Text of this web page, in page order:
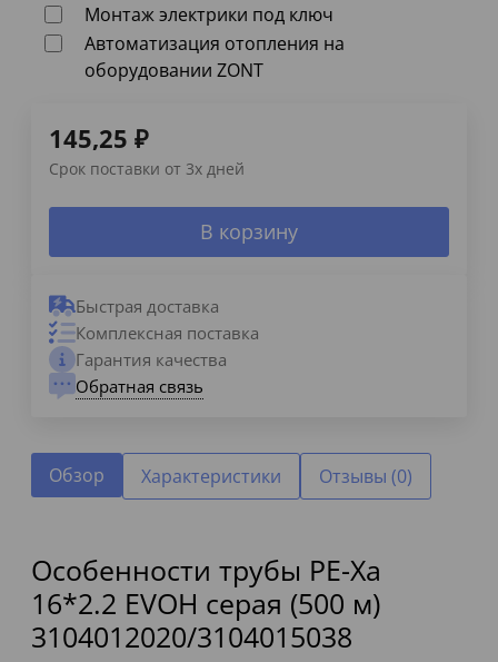
Монтаж электрики под ключ
Автоматизация отопления на
оборудовании ZONT
145,25 ₽
Срок поставки от 3х дней
В корзину
Быстрая доставка
Комплексная поставка
Гарантия качества
Обратная связь
Обзор Характеристики Отзывы (0)
Особенности трубы PE-Xa
16*2.2 EVOH серая (500 м)
3104012020/3104015038